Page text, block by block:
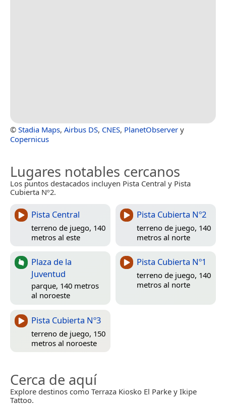
© Stadia Maps, Airbus DS, CNES, PlanetObserver y
Copernicus
Lugares notables cercanos
Los puntos destacados incluyen Pista Central y Pista
Cubierta Nº2.
Pista Central
terreno de juego, 140
metros al este
Pista Cubierta Nº2
terreno de juego, 140
metros al norte
Plaza de la
Juventud
parque, 140 metros
al noroeste
Pista Cubierta Nº1
terreno de juego, 140
metros al norte
Pista Cubierta Nº3
terreno de juego, 150
metros al noroeste
Cerca de aquí
Explore destinos como Terraza Kiosko El Parke y Ikipe
Tattoo.